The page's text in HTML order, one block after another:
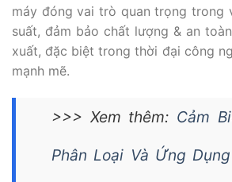
máy đóng vai trò quan trọng trong
suất, đảm bảo chất lượng & an
xuất, đặc biệt trong thời đại công
mạnh mẽ.
>>> Xem thêm: Cảm
Phân Loại Và Ứng